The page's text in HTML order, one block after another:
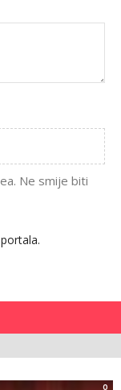
Ne smije biti